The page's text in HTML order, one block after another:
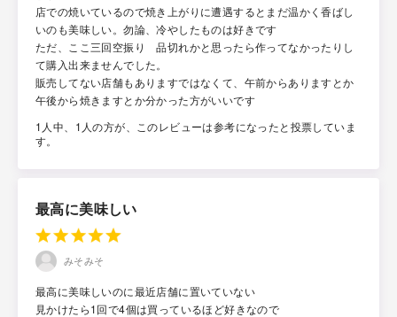
店での焼いているので焼き上がりに遭遇するとまだ温かく香ばし
いのも美味しい。勿論、冷やしたものは好きです
ただ、ここ三回空振り 品切れかと思ったら作ってなかったりし
て購入出来ませんでした。
販売してない店舗もありますではなくて、午前からありますとか
午後から焼きますとか分かった方がいいです
1人中、1人の方が、このレビューは参考になったと投票していま
す。
最高に美味しい
みそみそ
最高に美味しいのに最近店舗に置いていない
見かけたら1回で4個は買っているほど好きなので